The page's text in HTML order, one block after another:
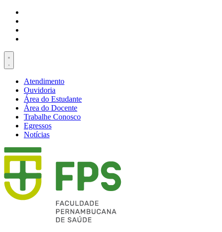
Atendimento
Ouvidoria
Área do Estudante
Área do Docente
Trabalhe Conosco
Egressos
Notícias